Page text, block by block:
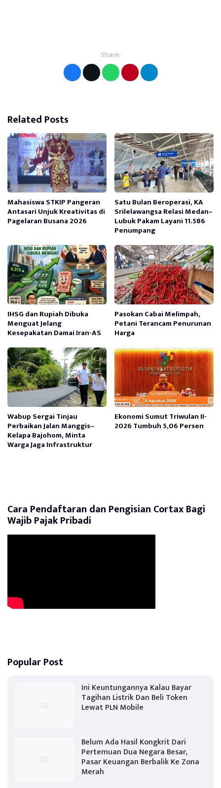
Share:
Related Posts
Mahasiswa STKIP Pangeran
Antasari Unjuk Kreativitas di
Pagelaran Busana 2026
Satu Bulan Beroperasi, KA
Srilelawangsa Relasi Medan–
Lubuk Pakam Layani 11.586
Penumpang
IHSG dan Rupiah Dibuka
Menguat Jelang
Kesepakatan Damai Iran-AS
Pasokan Cabai Melimpah,
Petani Terancam Penurunan
Harga
Wabup Sergai Tinjau
Perbaikan Jalan Manggis–
Kelapa Bajohom, Minta
Warga Jaga Infrastruktur
Ekonomi Sumut Triwulan II-
2026 Tumbuh 5,06 Persen
Cara Pendaftaran dan Pengisian Cortax Bagi
Wajib Pajak Pribadi
Popular Post
Ini Keuntungannya Kalau Bayar
Tagihan Listrik Dan Beli Token
Lewat PLN Mobile
Belum Ada Hasil Kongkrit Dari
Pertemuan Dua Negara Besar,
Pasar Keuangan Berbalik Ke Zona
Merah